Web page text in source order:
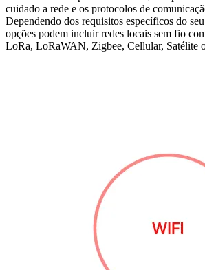
cuidado a rede e os protocolos de
Dependendo dos requisitos específicos do
opções podem incluir redes locais sem fio
LoRa, LoRaWAN, Zigbee, Cellular, Satélite